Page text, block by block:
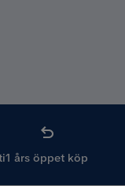
1 års öppet köp